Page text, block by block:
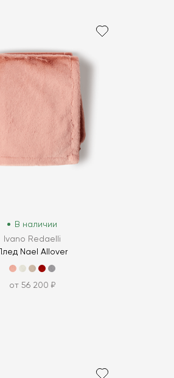
В наличии
Ivano Redaelli
Плед Nael Allover
от 56 200 ₽